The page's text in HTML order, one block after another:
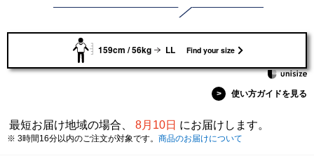
159cm / 56kg LL Find your size
> 使い方ガイドを見る
最短お届け地域の場合、 8月10日 にお届けします。
※ 3時間16分以内のご注文が対象です。 商品のお届けについて